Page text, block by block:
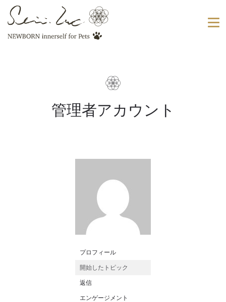
管理者アカウント
プロフィール
開始したトピック
返信
エンゲージメント